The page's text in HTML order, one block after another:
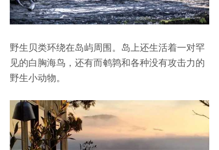
野生贝类环绕在岛屿周围。岛上还生活着一对罕
见的白胸海鸟，还有而鹌鹑和各种没有攻击力的
野生小动物。